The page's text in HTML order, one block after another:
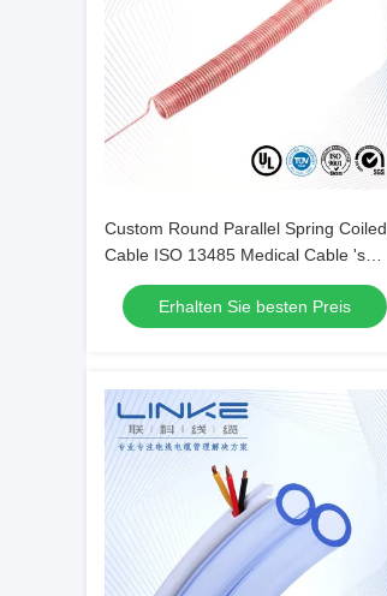
Custom Round Parallel Spring Coiled
Cable ISO 13485 Medical Cable 's
Specialty
Erhalten Sie besten Preis